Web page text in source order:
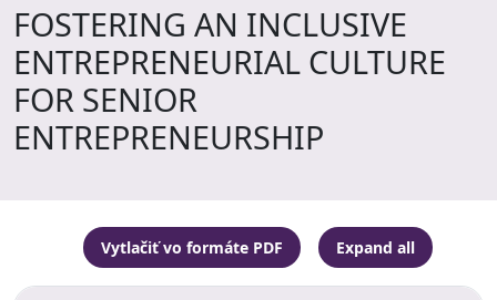
FOSTERING AN INCLUSIVE
ENTREPRENEURIAL CULTURE
FOR SENIOR
ENTREPRENEURSHIP
Vytlačiť vo formáte PDF Expand all